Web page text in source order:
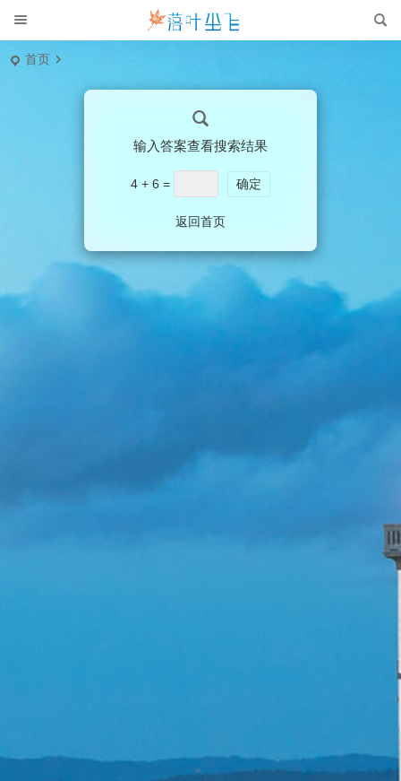
首页
输入答案查看搜索结果
4 + 6 = 确定
返回首页